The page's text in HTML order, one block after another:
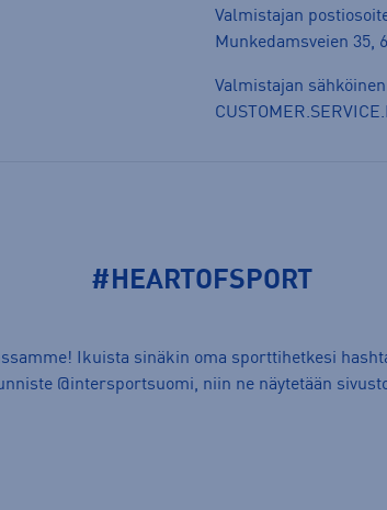
Valmistajan
Munkedamsveien 35,
Valmistajan
#HEARTOFSPORT
Ikuista sinäkin oma sporttihetkesi
@intersportsuomi, niin ne näytetään